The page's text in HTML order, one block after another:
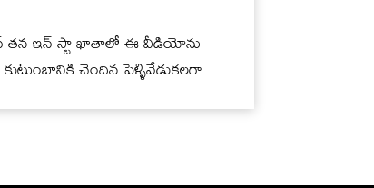
తన ఇన్ స్టా ఖాతాలో ఈ వీడియోను
చెందిన పెళ్ళివేడుకలగా